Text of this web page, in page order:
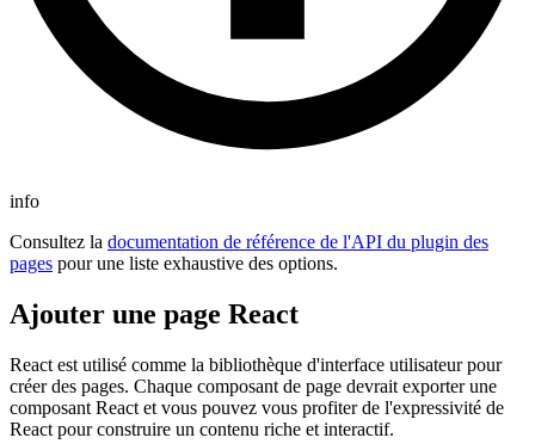
info
Consultez la documentation de référence de l'API du plugin des
pages pour une liste exhaustive des options.
Ajouter une page React
React est utilisé comme la bibliothèque d'interface utilisateur pour
créer des pages. Chaque composant de page devrait exporter une
composant React et vous pouvez vous profiter de l'expressivité de
React pour construire un contenu riche et interactif.